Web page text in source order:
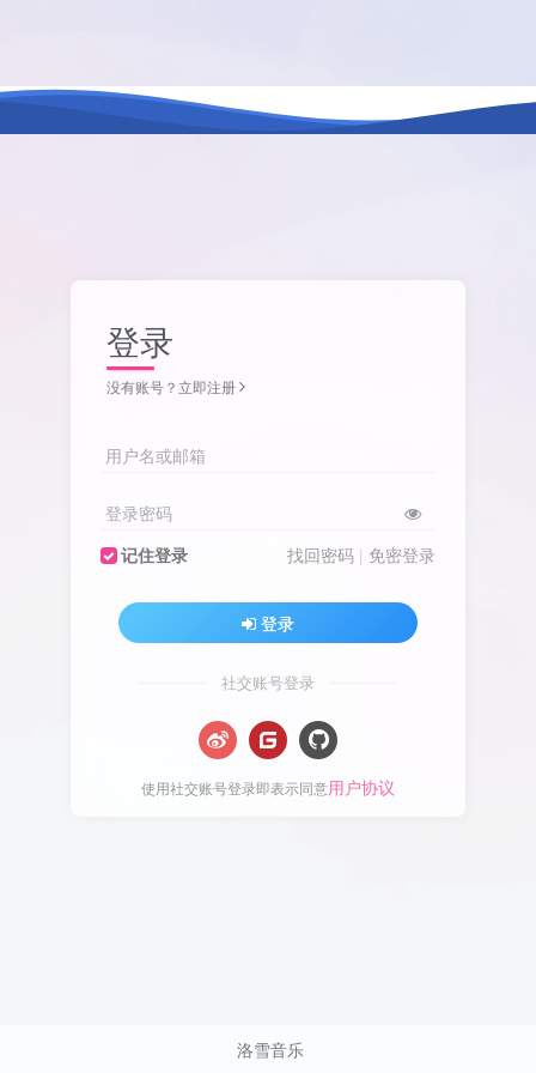
登录
没有账号？立即注册
用户名或邮箱
登录密码
记住登录
找回密码 | 免密登录
登录
社交账号登录
使用社交账号登录即表示同意用户协议
洛雪音乐